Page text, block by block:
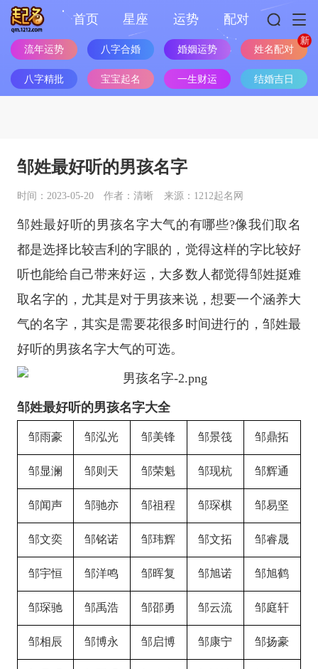
首页 星座 运势 配对
流年运势 八字合婚 婚姻运势 姓名配对
八字精批 宝宝起名 一生财运 结婚吉日
邹姓最好听的男孩名字
时间：2023-05-20 作者：清晰 来源：1212起名网
邹姓最好听的男孩名字大气的有哪些?像我们取名
都是选择比较吉利的字眼的，觉得这样的字比较好
听也能给自己带来好运，大多数人都觉得邹姓挺难
取名字的，尤其是对于男孩来说，想要一个涵养大
气的名字，其实是需要花很多时间进行的，邹姓最
好听的男孩名字大气的可选。
邹姓最好听的男孩名字大全
邹雨豪 邹泓光 邹美锋 邹景筏 邹鼎拓
邹显澜 邹则天 邹荣魁 邹现杭 邹辉通
邹闻声 邹驰亦 邹祖程 邹琛棋 邹易坚
邹文奕 邹铭诺 邹玮辉 邹文拓 邹睿晟
邹宇恒 邹洋鸣 邹晖复 邹旭诺 邹旭鹤
邹琛驰 邹禹浩 邹邵勇 邹云流 邹庭轩
邹相辰 邹博永 邹启博 邹康宁 邹扬豪